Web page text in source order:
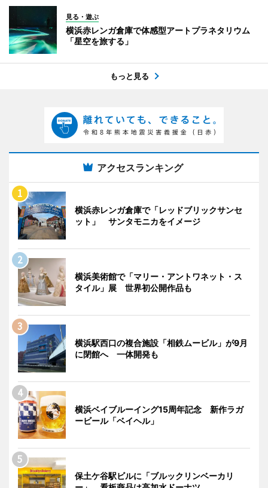
見る・遊ぶ
横浜赤レンガ倉庫で体感型アートプラネタリウム
「星空を旅する」
もっと見る
アクセスランキング
横浜赤レンガ倉庫で「レッドブリックサンセ
ット」 サンタモニカをイメージ
横浜美術館で「マリー・アントワネット・ス
タイル」展 世界初公開作品も
横浜駅西口の複合施設「相鉄ムービル」が9月
に閉館へ 一体開発も
横浜ベイブルーイング15周年記念 新作ラガ
ービール「ベイヘル」
保土ケ谷駅ビルに「ブルックリンベーカリ